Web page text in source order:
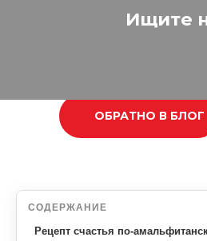
Ищите нас
ОБРАТНО В БЛОГ
СОДЕРЖАНИЕ
Рецепт счастья по-